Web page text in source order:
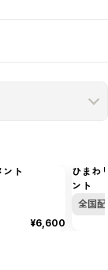
ント
¥6,600
ひまわ
ント
全国